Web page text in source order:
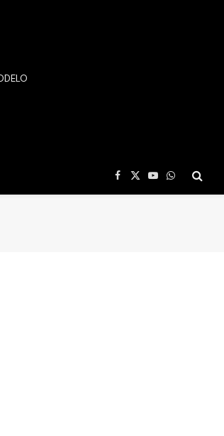
Facebook
X
(Twitter)
YouTube
WhatsApp